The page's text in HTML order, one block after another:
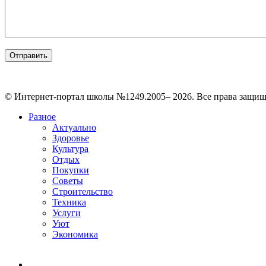
© Интернет-портал школы №1249.2005– 2026. Все права
Разное
Актуально
Здоровье
Культура
Отдых
Покупки
Советы
Строительство
Техника
Услуги
Уют
Экономика